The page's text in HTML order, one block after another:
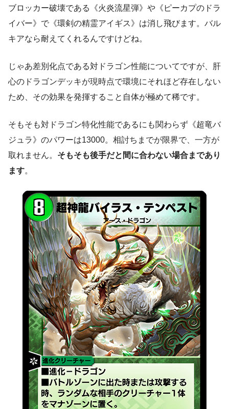
ブロッカー破壊である《火炎流星弾》や《ピーカプのドラ
イバー》で《環剣の精霊アイギス》は消し飛びます。バル
キアなら耐えてくれるんですけどね。
じゃあ差別化点である対ドラゴン性能についてですが、肝
心のドラゴンデッキが現時点で環境にそれほど存在しない
ため、その効果を発揮すること自体が極めて稀です。
そもそも対ドラゴン特化性能であるにも関わらず《超竜バ
ジュラ》のパワーは13000。相討ちまでが限界で、一方が
取れません。 そもそも後手だと間に合わない場合まであり
ます。